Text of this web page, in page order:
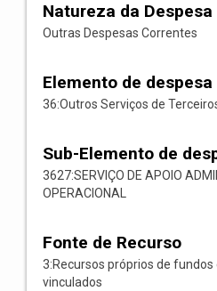
Natureza da Despesa
Outras Despesas Correntes
Elemento de despesa
36:Outros Serviços de
Sub-Elemento de
3627:SERVIÇO DE APOIO
OPERACIONAL
Fonte de Recurso
3:Recursos próprios de
vinculados